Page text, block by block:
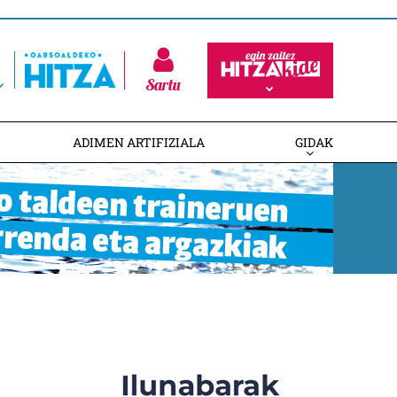
Sartu
ADIMEN ARTIFIZIALA GIDAK